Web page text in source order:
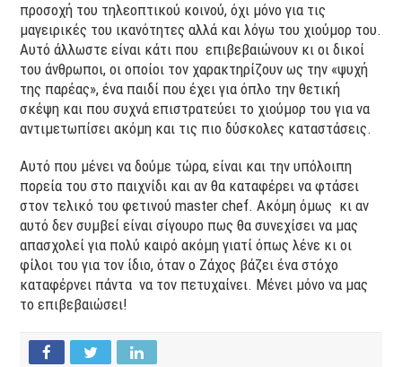
προσοχή του τηλεοπτικού κοινού, όχι μόνο για τις
μαγειρικές του ικανότητες αλλά και λόγω του χιούμορ του.
Αυτό άλλωστε είναι κάτι που επιβεβαιώνουν κι οι δικοί
του άνθρωποι, οι οποίοι τον χαρακτηρίζουν ως την «ψυχή
της παρέας», ένα παιδί που έχει για όπλο την θετική
σκέψη και που συχνά επιστρατεύει το χιούμορ του για να
αντιμετωπίσει ακόμη και τις πιο δύσκολες καταστάσεις.
Αυτό που μένει να δούμε τώρα, είναι και την υπόλοιπη
πορεία του στο παιχνίδι και αν θα καταφέρει να φτάσει
στον τελικό του φετινού master chef. Ακόμη όμως κι αν
αυτό δεν συμβεί είναι σίγουρο πως θα συνεχίσει να μας
απασχολεί για πολύ καιρό ακόμη γιατί όπως λένε κι οι
φίλοι του για τον ίδιο, όταν ο Ζάχος βάζει ένα στόχο
καταφέρνει πάντα να τον πετυχαίνει. Μένει μόνο να μας
το επιβεβαιώσει!